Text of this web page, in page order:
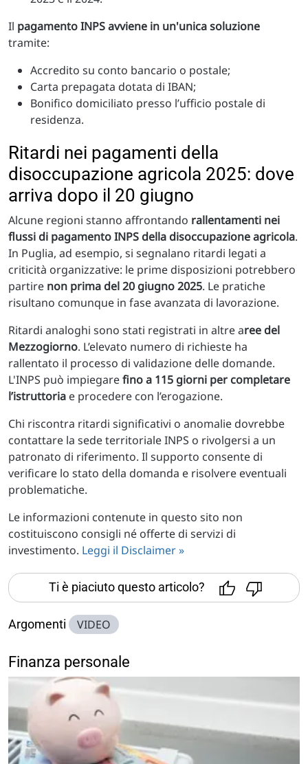
Il pagamento INPS avviene in un'unica soluzione
tramite:
Accredito su conto bancario o postale;
Carta prepagata dotata di IBAN;
Bonifico domiciliato presso l’ufficio postale di
residenza.
Ritardi nei pagamenti della
disoccupazione agricola 2025: dove
arriva dopo il 20 giugno
Alcune regioni stanno affrontando rallentamenti nei
flussi di pagamento INPS della disoccupazione agricola.
In Puglia, ad esempio, si segnalano ritardi legati a
criticità organizzative: le prime disposizioni potrebbero
partire non prima del 20 giugno 2025. Le pratiche
risultano comunque in fase avanzata di lavorazione.
Ritardi analoghi sono stati registrati in altre aree del
Mezzogiorno. L’elevato numero di richieste ha
rallentato il processo di validazione delle domande.
L'INPS può impiegarefino a 115 giorni per completare
l’istruttoria e procedere con l’erogazione.
Chi riscontra ritardi significativi o anomalie dovrebbe
contattare la sede territoriale INPS o rivolgersi a un
patronato di riferimento. Il supporto consente di
verificare lo stato della domanda e risolvere eventuali
problematiche.
Le informazioni contenute in questo sito non
costituiscono consigli né offerte di servizi di
investimento. Leggi il Disclaimer »
Ti è piaciuto questo articolo?
Argomenti VIDEO
Finanza personale